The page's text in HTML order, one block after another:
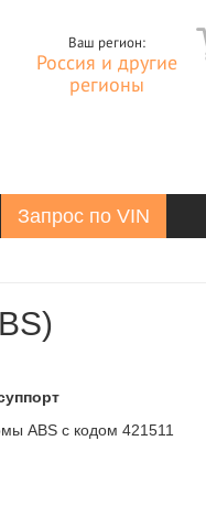
Ваш регион:
Россия и другие
регионы
Запрос по VIN
ABS с кодом 421511